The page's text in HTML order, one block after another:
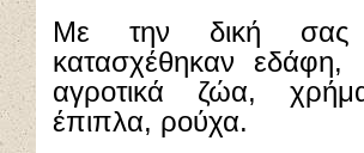
Με την δική σας
κατασχέθηκαν εδάφη,
αγροτικά ζώα,
έπιπλα, ρούχα.